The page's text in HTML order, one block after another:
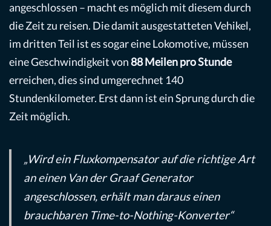
angeschlossen – macht es möglich mit diesem durch
die Zeit zu reisen. Die damit ausgestatteten Vehikel,
im dritten Teil ist es sogar eine Lokomotive, müssen
eine Geschwindigkeit von 88 Meilen pro Stunde
erreichen, dies sind umgerechnet 140
Stundenkilometer. Erst dann ist ein Sprung durch die
Zeit möglich.
„Wird ein Fluxkompensator auf die richtige Art
an einen Van der Graaf Generator
angeschlossen, erhält man daraus einen
brauchbaren Time-to-Nothing-Konverter“